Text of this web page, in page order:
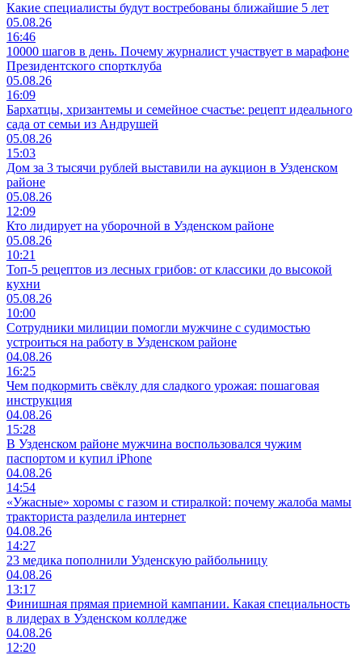
Какие специалисты будут востребованы ближайшие 5 лет
05.08.26
16:46
10000 шагов в день. Почему журналист участвует в марафоне
Президентского спортклуба
05.08.26
16:09
Бархатцы, хризантемы и семейное счастье: рецепт идеального
сада от семьи из Андрушей
05.08.26
15:03
Дом за 3 тысячи рублей выставили на аукцион в Узденском
районе
05.08.26
12:09
Кто лидирует на уборочной в Узденском районе
05.08.26
10:21
Топ-5 рецептов из лесных грибов: от классики до высокой
кухни
05.08.26
10:00
Сотрудники милиции помогли мужчине с судимостью
устроиться на работу в Узденском районе
04.08.26
16:25
Чем подкормить свёклу для сладкого урожая: пошаговая
инструкция
04.08.26
15:28
В Узденском районе мужчина воспользовался чужим
паспортом и купил iPhone
04.08.26
14:54
«Ужасные» хоромы с газом и стиралкой: почему жалоба мамы
тракториста разделила интернет
04.08.26
14:27
23 медика пополнили Узденскую райбольницу
04.08.26
13:17
Финишная прямая приемной кампании. Какая специальность
в лидерах в Узденском колледже
04.08.26
12:20